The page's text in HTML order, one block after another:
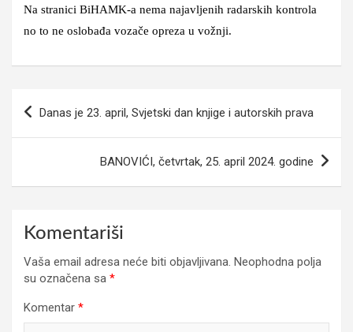
Na stranici BiHAMK-a nema najavljenih radarskih kontrola
no to ne oslobađa vozače opreza u vožnji.
članaka
Danas je 23. april, Svjetski dan knjige i autorskih prava
BANOVIĆI, četvrtak, 25. april 2024. godine
Komentariši
Vaša email adresa neće biti objavljivana. Neophodna polja
su označena sa *
Komentar *